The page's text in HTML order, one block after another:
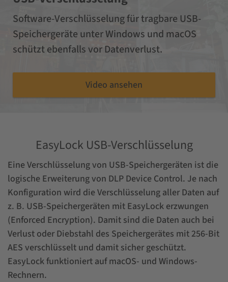
Software-Verschlüsselung für tragbare USB-
Speichergeräte unter Windows und macOS
schützt ebenfalls vor Datenverlust.
Video ansehen
EasyLock USB-Verschlüsselung
Eine Verschlüsselung von USB-Speichergeräten ist die
logische Erweiterung von DLP Device Control. Je nach
Konfiguration wird die Verschlüsselung aller Daten auf
z. B. USB-Speichergeräten mit EasyLock erzwungen
(Enforced Encryption). Damit sind die Daten auch bei
Verlust oder Diebstahl des Speichergerätes mit 256-Bit
AES verschlüsselt und damit sicher geschützt.
EasyLock funktioniert auf macOS- und Windows-
Rechnern.